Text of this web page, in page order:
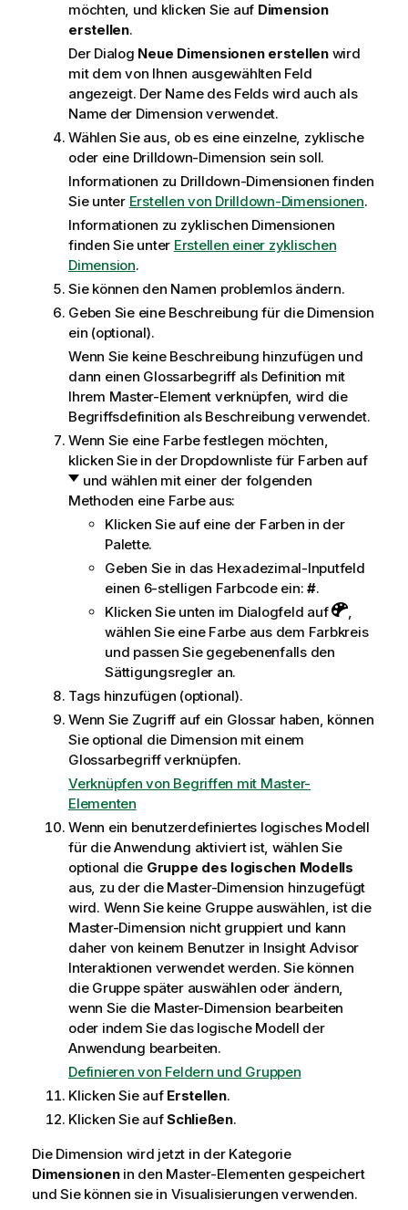
möchten, und klicken Sie auf Dimension
erstellen.
Der Dialog Neue Dimensionen erstellenwird
mit dem von Ihnen ausgewählten Feld
angezeigt. Der Name des Felds wird auch als
Name der Dimension verwendet.
Wählen Sie aus, ob es eine einzelne, zyklische
oder eine Drilldown-Dimension sein soll.
Informationen zu Drilldown-Dimensionen finden
Sie unter Erstellen von Drilldown-Dimensionen.
Informationen zu zyklischen Dimensionen
finden Sie unter Erstellen einer zyklischen
Dimension.
Sie können den Namen problemlos ändern.
Geben Sie eine Beschreibung für die Dimension
ein (optional).
Wenn Sie keine Beschreibung hinzufügen und
dann einen Glossarbegriff als Definition mit
Ihrem Master-Element verknüpfen, wird die
Begriffsdefinition als Beschreibung verwendet.
Wenn Sie eine Farbe festlegen möchten,
klicken Sie in der Dropdownliste für Farben auf
und wählen mit einer der folgenden
Methoden eine Farbe aus:
Klicken Sie auf eine der Farben in der
Palette.
Geben Sie in das Hexadezimal-Inputfeld
einen 6-stelligen Farbcode ein: #.
Klicken Sie unten im Dialogfeld auf
,
wählen Sie eine Farbe aus dem Farbkreis
und passen Sie gegebenenfalls den
Sättigungsregler an.
Tags hinzufügen (optional).
Wenn Sie Zugriff auf ein Glossar haben, können
Sie optional die Dimension mit einem
Glossarbegriff verknüpfen.
Verknüpfen von Begriffen mit Master-
Elementen
Wenn ein benutzerdefiniertes logisches Modell
für die Anwendung aktiviert ist, wählen Sie
optional die Gruppe des logischen Modells
aus, zu der die Master-Dimension hinzugefügt
wird. Wenn Sie keine Gruppe auswählen, ist die
Master-Dimension nicht gruppiert und kann
daher von keinem Benutzer in Insight Advisor
Interaktionen verwendet werden. Sie können
die Gruppe später auswählen oder ändern,
wenn Sie die Master-Dimension bearbeiten
oder indem Sie das logische Modell der
Anwendung bearbeiten.
Definieren von Feldern und Gruppen
Klicken Sie auf Erstellen.
Klicken Sie aufSchließen.
Die Dimension wird jetzt in der Kategorie
Dimensionenin den Master-Elementen gespeichert
und Sie können sie in Visualisierungen verwenden.